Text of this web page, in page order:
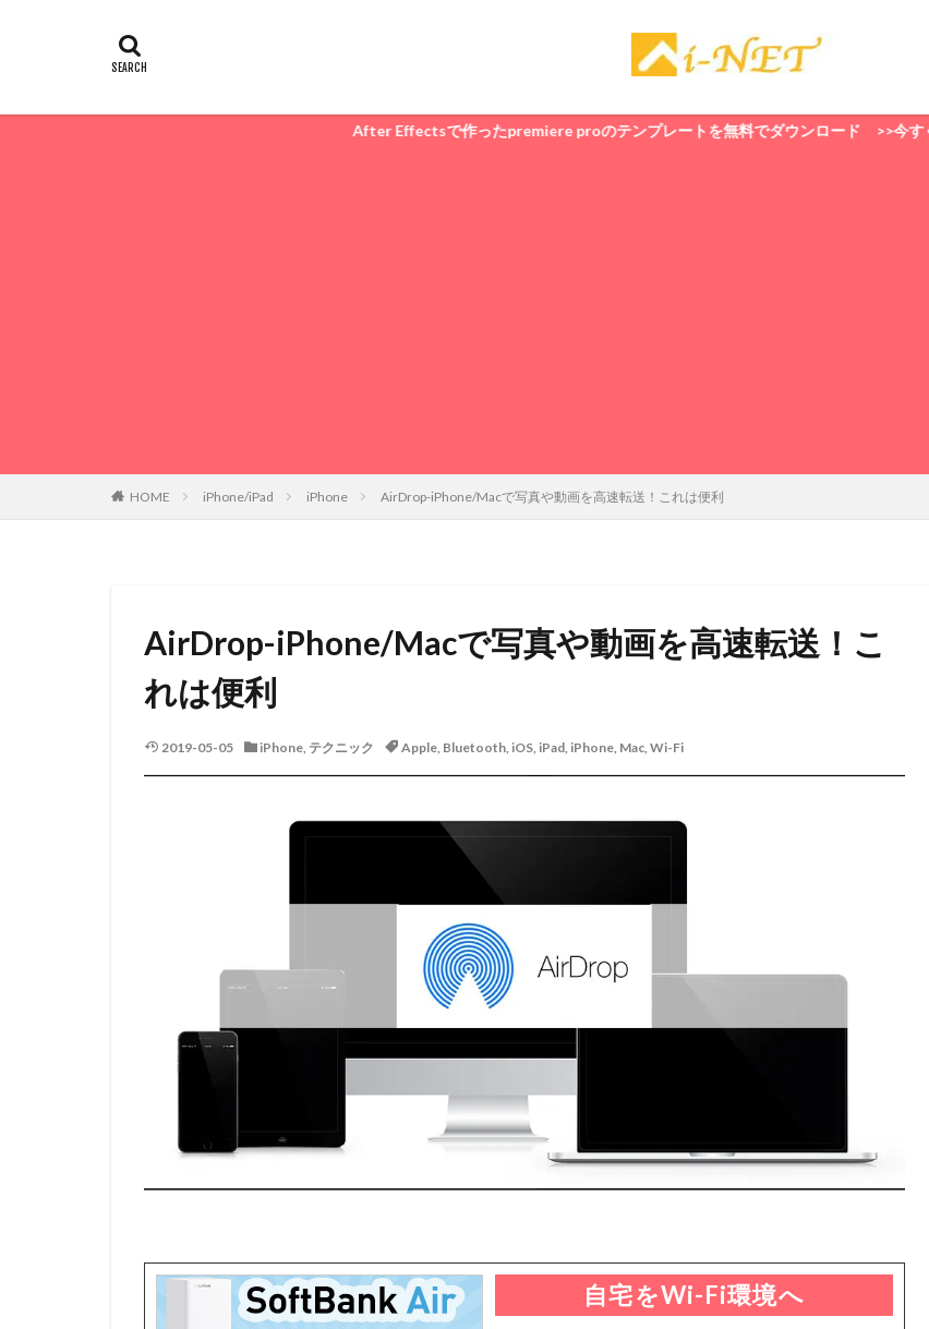
After Effectsで作ったpremiere proのテンプレートを無料でダウンロード >>今すぐダウンロード
HOME iPhone/iPad iPhone AirDrop-iPhone/Macで写真や動画を高速転送！これは便利
AirDrop-iPhone/Macで写真や動画を高速転送！こ
れは便利
2019-05-05 iPhone, テクニック Apple, Bluetooth, iOS, iPad, iPhone, Mac, Wi-Fi
自宅をWi-Fi環境へ